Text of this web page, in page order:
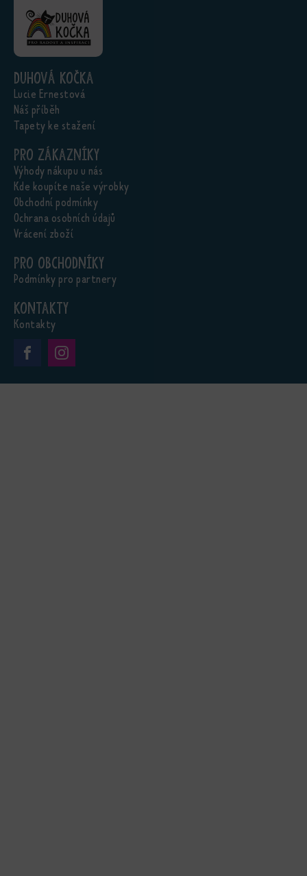
Duhová kočka
Lucie Ernestová
Náš příběh
Tapety ke stažení
Pro zákazníky
Výhody nákupu u nás
Kde koupíte naše výrobky
Obchodní podmínky
Ochrana osobních údajů
Vrácení zboží
Pro obchodníky
Podmínky pro partnery
Kontakty
Kontakty